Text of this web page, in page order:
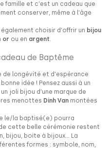
et c’est un cadeau que
conserver, même à l’âge
choisir d’offrir un bijou
or ou en argent.
de Baptême
de longévité et d’espérance
idée ! Pensez aussi à un
joli bijou d’une marque de
menottes Dinh Van montées
le/la baptisé(e) pourra
cette belle cérémonie restent
bijou, boite à bijoux… La
formes : symbole, nom,